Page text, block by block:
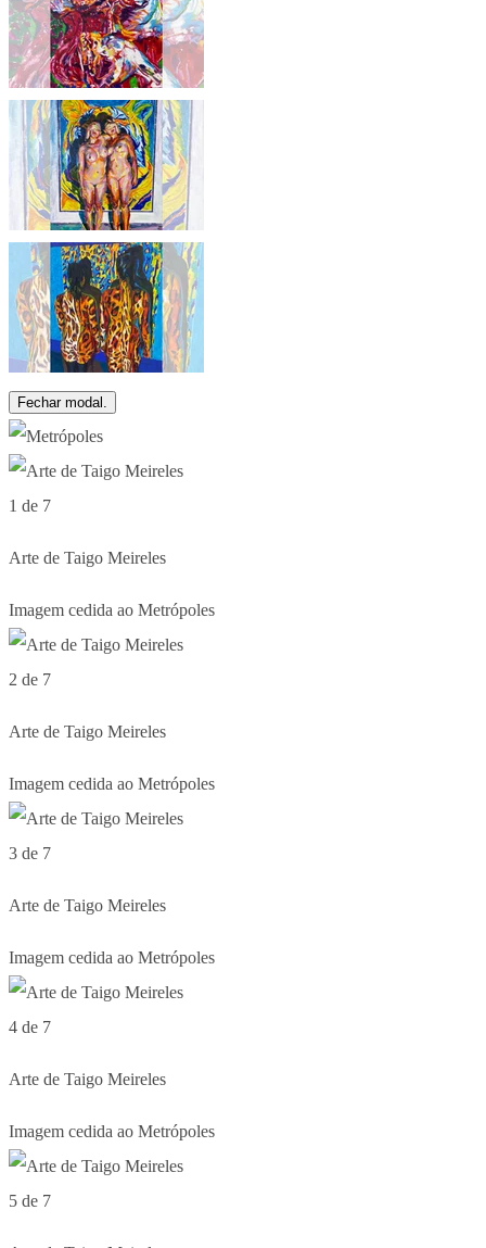
Fechar modal.
1 de 7
Arte de Taigo Meireles
Imagem cedida ao Metrópoles
2 de 7
Arte de Taigo Meireles
Imagem cedida ao Metrópoles
3 de 7
Arte de Taigo Meireles
Imagem cedida ao Metrópoles
4 de 7
Arte de Taigo Meireles
Imagem cedida ao Metrópoles
5 de 7